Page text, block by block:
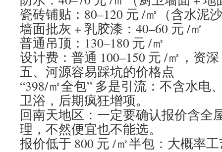
瓷砖铺贴：80–120 元 /㎡（含水泥
墙面批灰 + 乳胶漆：40–60 元 /㎡
普通吊顶：130–180 元 /㎡
设计费：普通 100–150 元 /㎡，资
五、河源容易踩坑的价格点
“398/㎡全包” 多是引流：不含水电
卫浴，后期疯狂增项。
回南天地区：一定要确认报价含全
理，不然便宜也不能选。
报价低于 800 元 /㎡半包：大概率